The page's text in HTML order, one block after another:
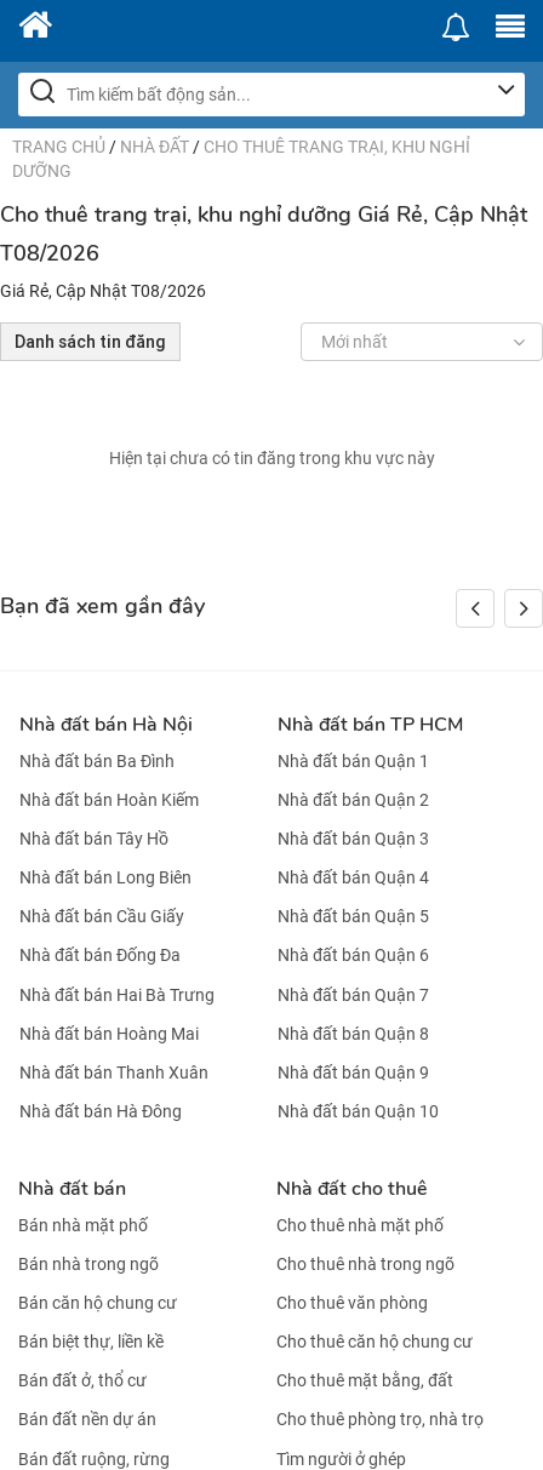
TRANG CHỦ / NHÀ ĐẤT / CHO THUÊ TRANG TRẠI, KHU NGHỈ
DƯỠNG
Cho thuê trang trại, khu nghỉ dưỡng Giá Rẻ, Cập Nhật
T08/2026
Giá Rẻ, Cập Nhật T08/2026
Danh sách tin đăng Mới nhất
Hiện tại chưa có tin đăng trong khu vực này
Bạn đã xem gần đây
Nhà đất bán Hà Nội
Nhà đất bán Ba Đình
Nhà đất bán Hoàn Kiếm
Nhà đất bán Tây Hồ
Nhà đất bán Long Biên
Nhà đất bán Cầu Giấy
Nhà đất bán Đống Đa
Nhà đất bán Hai Bà Trưng
Nhà đất bán Hoàng Mai
Nhà đất bán Thanh Xuân
Nhà đất bán Hà Đông
Nhà đất bán TP HCM
Nhà đất bán Quận 1
Nhà đất bán Quận 2
Nhà đất bán Quận 3
Nhà đất bán Quận 4
Nhà đất bán Quận 5
Nhà đất bán Quận 6
Nhà đất bán Quận 7
Nhà đất bán Quận 8
Nhà đất bán Quận 9
Nhà đất bán Quận 10
Nhà đất bán
Bán nhà mặt phố
Bán nhà trong ngõ
Bán căn hộ chung cư
Bán biệt thự, liền kề
Bán đất ở, thổ cư
Bán đất nền dự án
Bán đất ruộng, rừng
Nhà đất cho thuê
Cho thuê nhà mặt phố
Cho thuê nhà trong ngõ
Cho thuê văn phòng
Cho thuê căn hộ chung cư
Cho thuê mặt bằng, đất
Cho thuê phòng trọ, nhà trọ
Tìm người ở ghép